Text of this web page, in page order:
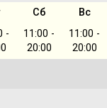
Сб
Вс
-
11:00 -
20:00
11:00 -
20:00